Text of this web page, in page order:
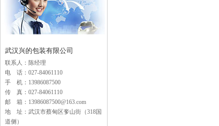
武汉兴的包装有限公司
联系人：陈经理
电 话：027-84061110
手 机：13986087500
传 真：027-84061110
邮 箱：13986087500@163.com
地 址：武汉市蔡甸区奓山街（318国
道侧）